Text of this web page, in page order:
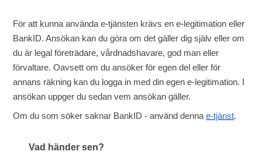
För att kunna använda e-tjänsten krävs en e-legitimation eller
BankID. Ansökan kan du göra om det gäller dig själv eller om
du är legal företrädare, vårdnadshavare, god man eller
förvaltare. Oavsett om du ansöker för egen del eller för
annans räkning kan du logga in med din egen e-legitimation. I
ansökan uppger du sedan vem ansökan gäller.
Om du som söker saknar BankID - använd dennae-tjänst.
Vad händer sen?